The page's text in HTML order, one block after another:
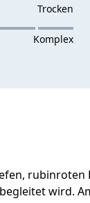
wird.